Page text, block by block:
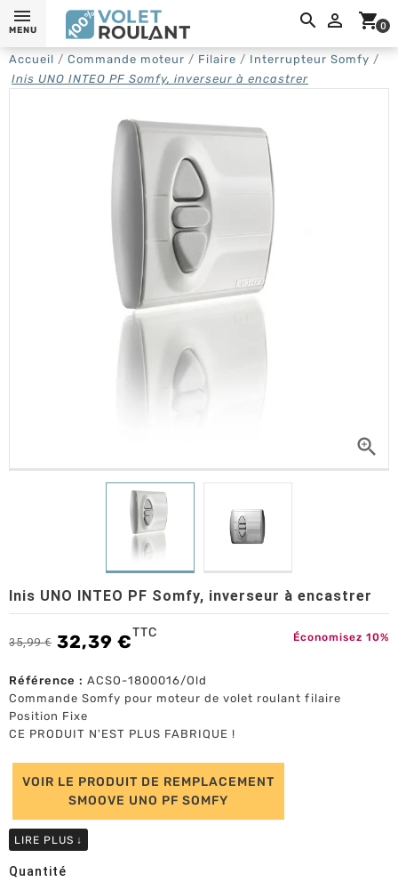
 shopping_cart0
MENU
Accueil Commande moteur Filaire
Interrupteur Somfy
Inis UNO INTEO PF Somfy, inverseur à encastrer

Inis UNO INTEO PF Somfy, inverseur à encastrer
35,99 € 32,39 €TTC Économisez 10%
Référence : ACSO-1800016/Old
Commande Somfy pour moteur de volet roulant filaire
Position Fixe
CE PRODUIT N'EST PLUS FABRIQUE !
VOIR LE PRODUIT DE REMPLACEMENT
SMOOVE UNO PF SOMFY
LIRE PLUS ↓
Quantité